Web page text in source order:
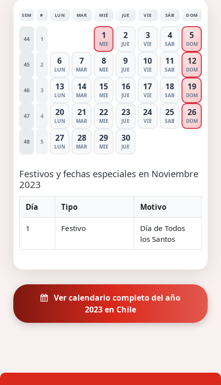
SEM # LUN MAR MIÉ JUE VIE SÁB DOM
44 1 1
MIE
2
JUE
3
VIE
4
SAB
5
DOM
45 2 6
LUN
7
MAR
8
MIE
9
JUE
10
VIE
11
SAB
12
DOM
46 3 13
LUN
14
MAR
15
MIE
16
JUE
17
VIE
18
SAB
19
DOM
47 4 20
LUN
21
MAR
22
MIE
23
JUE
24
VIE
25
SAB
26
DOM
48 5 27
LUN
28
MAR
29
MIE
30
JUE
Festivos y fechas especiales en Noviembre
2023
Día Tipo Motivo
1 Festivo
Día de Todos
los Santos
Ver calendario completo del año
2023 en Chile